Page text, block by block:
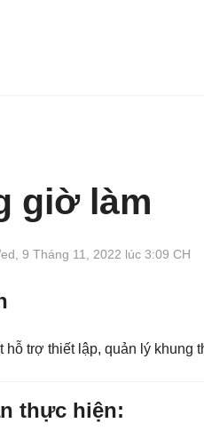
giờ làm
9 Tháng 11, 2022 lúc 3:09 CH
hỗ trợ thiết lập, quản lý khung
thực hiện: